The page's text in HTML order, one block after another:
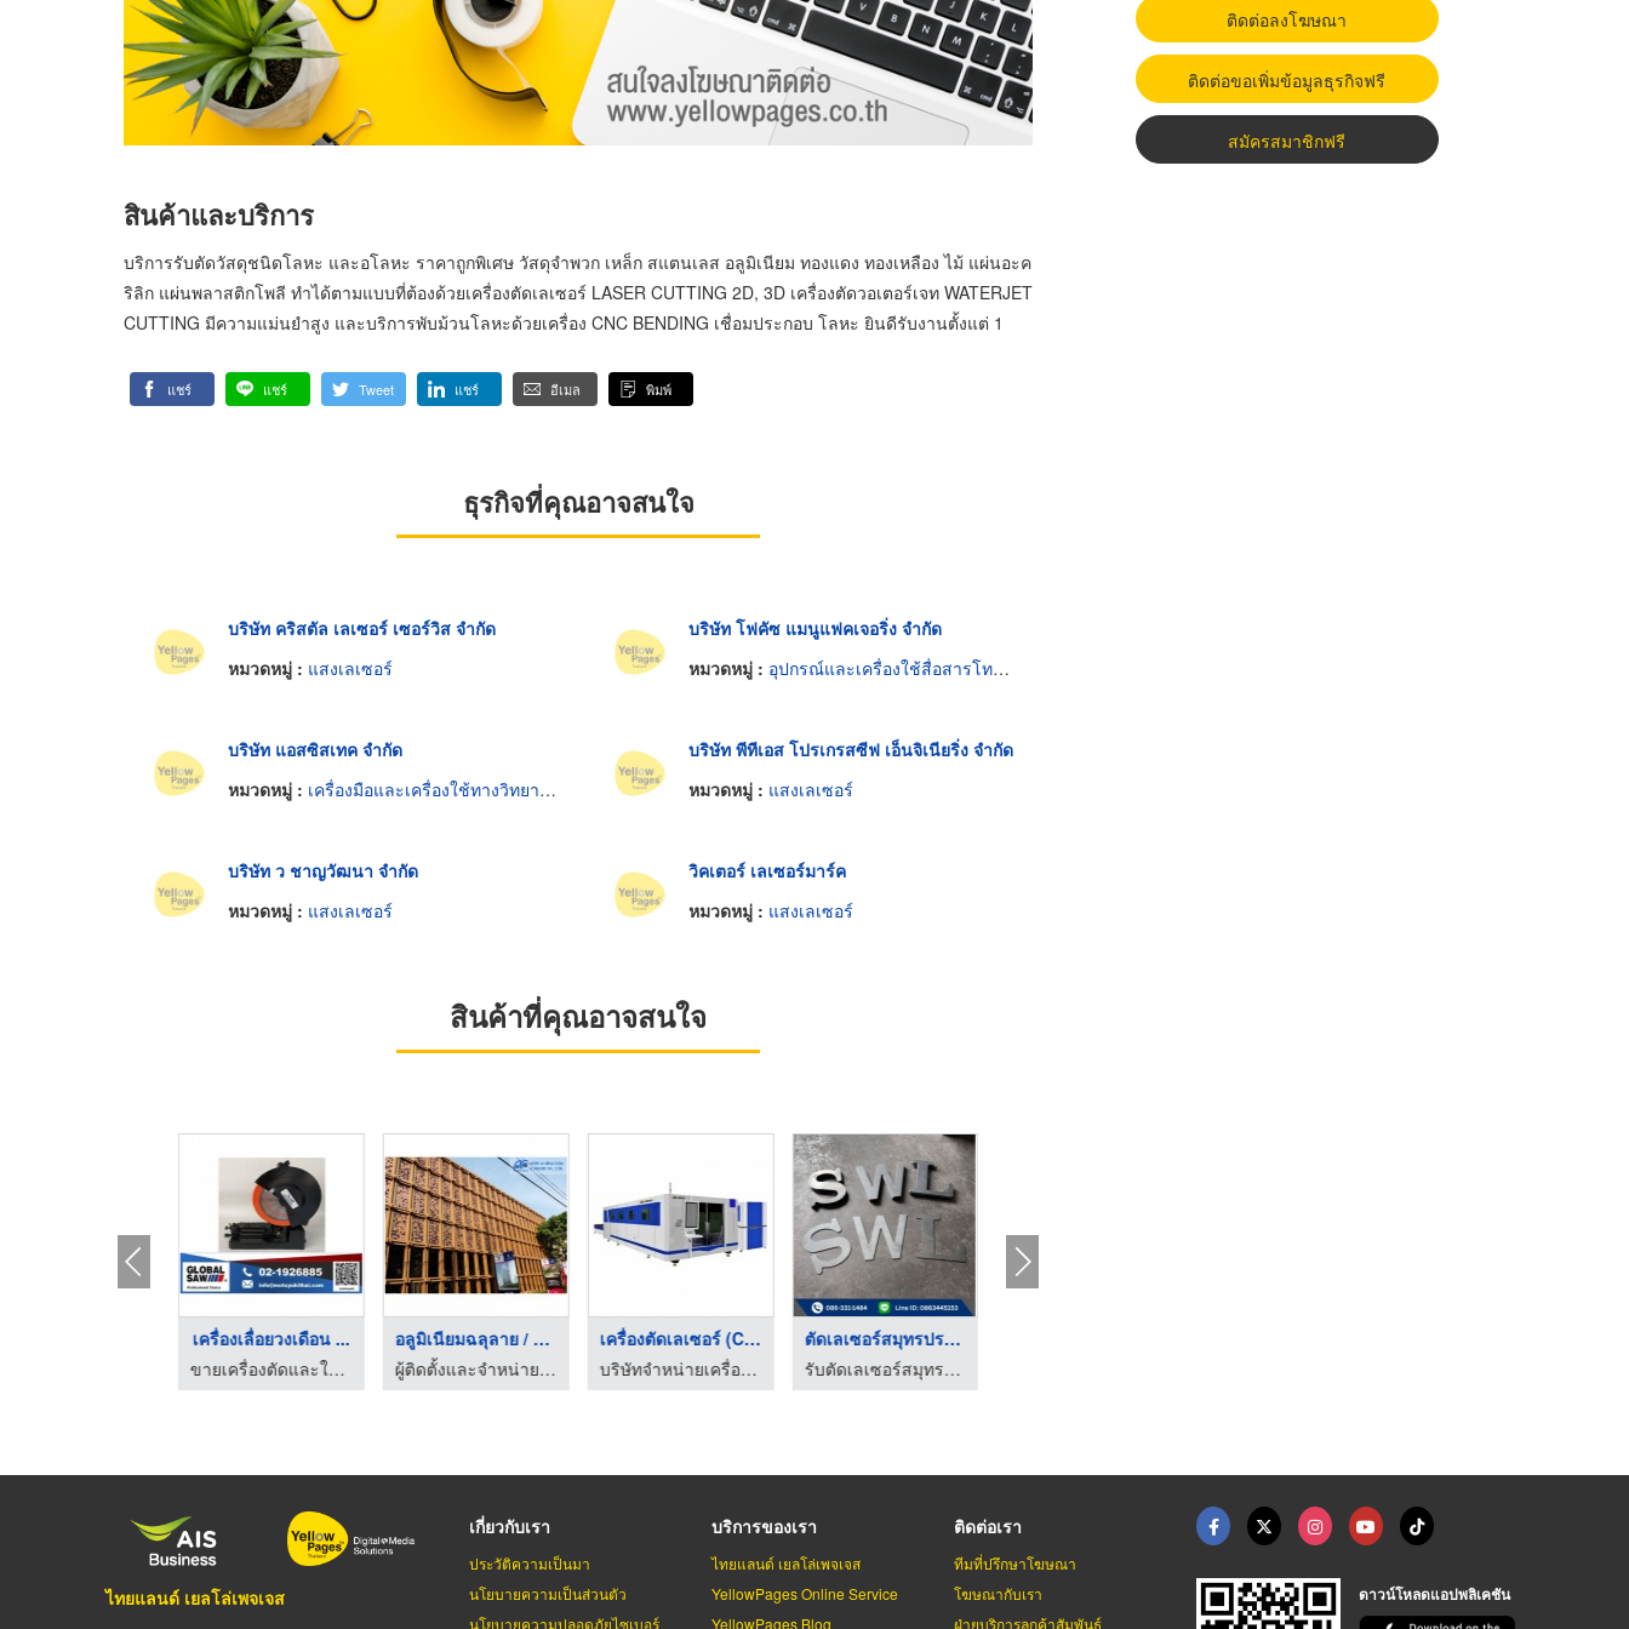
สินค้าและบริการ
บริการรับตัดวัสดุชนิดโลหะ และอโลหะ ราคาถูกพิเศษ วัสดุจำพวก เหล็ก สแตนเลส อลูมิเนียม ทองแดง ทองเหลือง ไม้ แผ่นอะค
ริลิก แผ่นพลาสติกโพลี ทำได้ตามแบบที่ต้องด้วยเครื่องตัดเลเซอร์ LASER CUTTING 2D, 3D เครื่องตัดวอเตอร์เจท WATERJET
CUTTING มีความแม่นยำสูง และบริการพับม้วนโลหะด้วยเครื่อง CNC BENDING เชื่อมประกอบ โลหะ ยินดีรับงานตั้งแต่ 1
แชร์ แชร์ Tweet แชร์ อีเมล พิมพ์
ธุรกิจที่คุณอาจสนใจ
บริษัท คริสตัล เลเซอร์ เซอร์วิส จำกัด
หมวดหมู่ : แสงเลเซอร์
บริษัท โฟคัซ แมนูแฟคเจอริ่ง จำกัด
หมวดหมู่ : อุปกรณ์และเครื่องใช้สื่อสารโทรคมนาคม
บริษัท แอสซิสเทค จำกัด
หมวดหมู่ : เครื่องมือและเครื่องใช้ทางวิทยาศาสตร์
บริษัท พีทีเอส โปรเกรสซีฟ เอ็นจิเนียริ่ง จำกัด
หมวดหมู่ : แสงเลเซอร์
บริษัท ว ชาญวัฒนา จำกัด
หมวดหมู่ : แสงเลเซอร์
วิคเตอร์ เลเซอร์มาร์ค
หมวดหมู่ : แสงเลเซอร์
สินค้าที่คุณอาจสนใจ
เครื่องเลื่อยวงเดือน ...
ขายเครื่องตัดและใบเลื่อยอุตสาหกรรม - โมโตยูกิ
อลูมิเนียมฉลุลาย / ต ...
ผู้ติดตั้งและจำหน่ายอลูมิเนียมคอมโพสิต อลูมิเนียมประดับอาคาร
เครื่องตัดเลเซอร์ (C ...
บริษัทจำหน่ายเครื่องจักรเลเซอร์ตัดแผ่นเหล็ก - jaimac
ตัดเลเซอร์สมุทรปรากา ...
รับตัดเลเซอร์สมุทรปราการ - สหวงศ์อินเตอร์เทรดดิ้ง
ติดต่อลงโฆษณา
ติดต่อขอเพิ่มข้อมูลธุรกิจฟรี
สมัครสมาชิกฟรี
ไทยแลนด์ เยลโล่เพจเจส
เกี่ยวกับเรา
ประวัติความเป็นมา
นโยบายความเป็นส่วนตัว
นโยบายความปลอดภัยไซเบอร์
บริการของเรา
ไทยแลนด์ เยลโล่เพจเจส
YellowPages Online Service
YellowPages Blog
ติดต่อเรา
ทีมที่ปรึกษาโฆษณา
โฆษณากับเรา
ฝ่ายบริการลูกค้าสัมพันธ์
ดาวน์โหลดแอปพลิเคชัน